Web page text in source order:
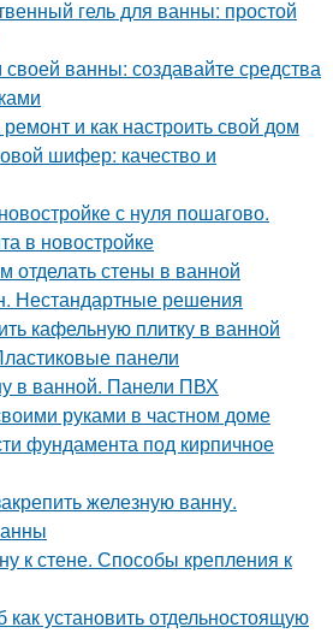
гель для ванны: простой
ванны: создавайте средства
и как настроить свой дом
шифер: качество и
с нуля пошагово.
в новостройке
отделать стены в ванной
Нестандартные решения
кафельную плитку в ванной
панели
в ванной. Панели ПВХ
руками в частном доме
фундамента под кирпичное
железную ванну.
к стене. Способы крепления к
как установить отдельностоящую